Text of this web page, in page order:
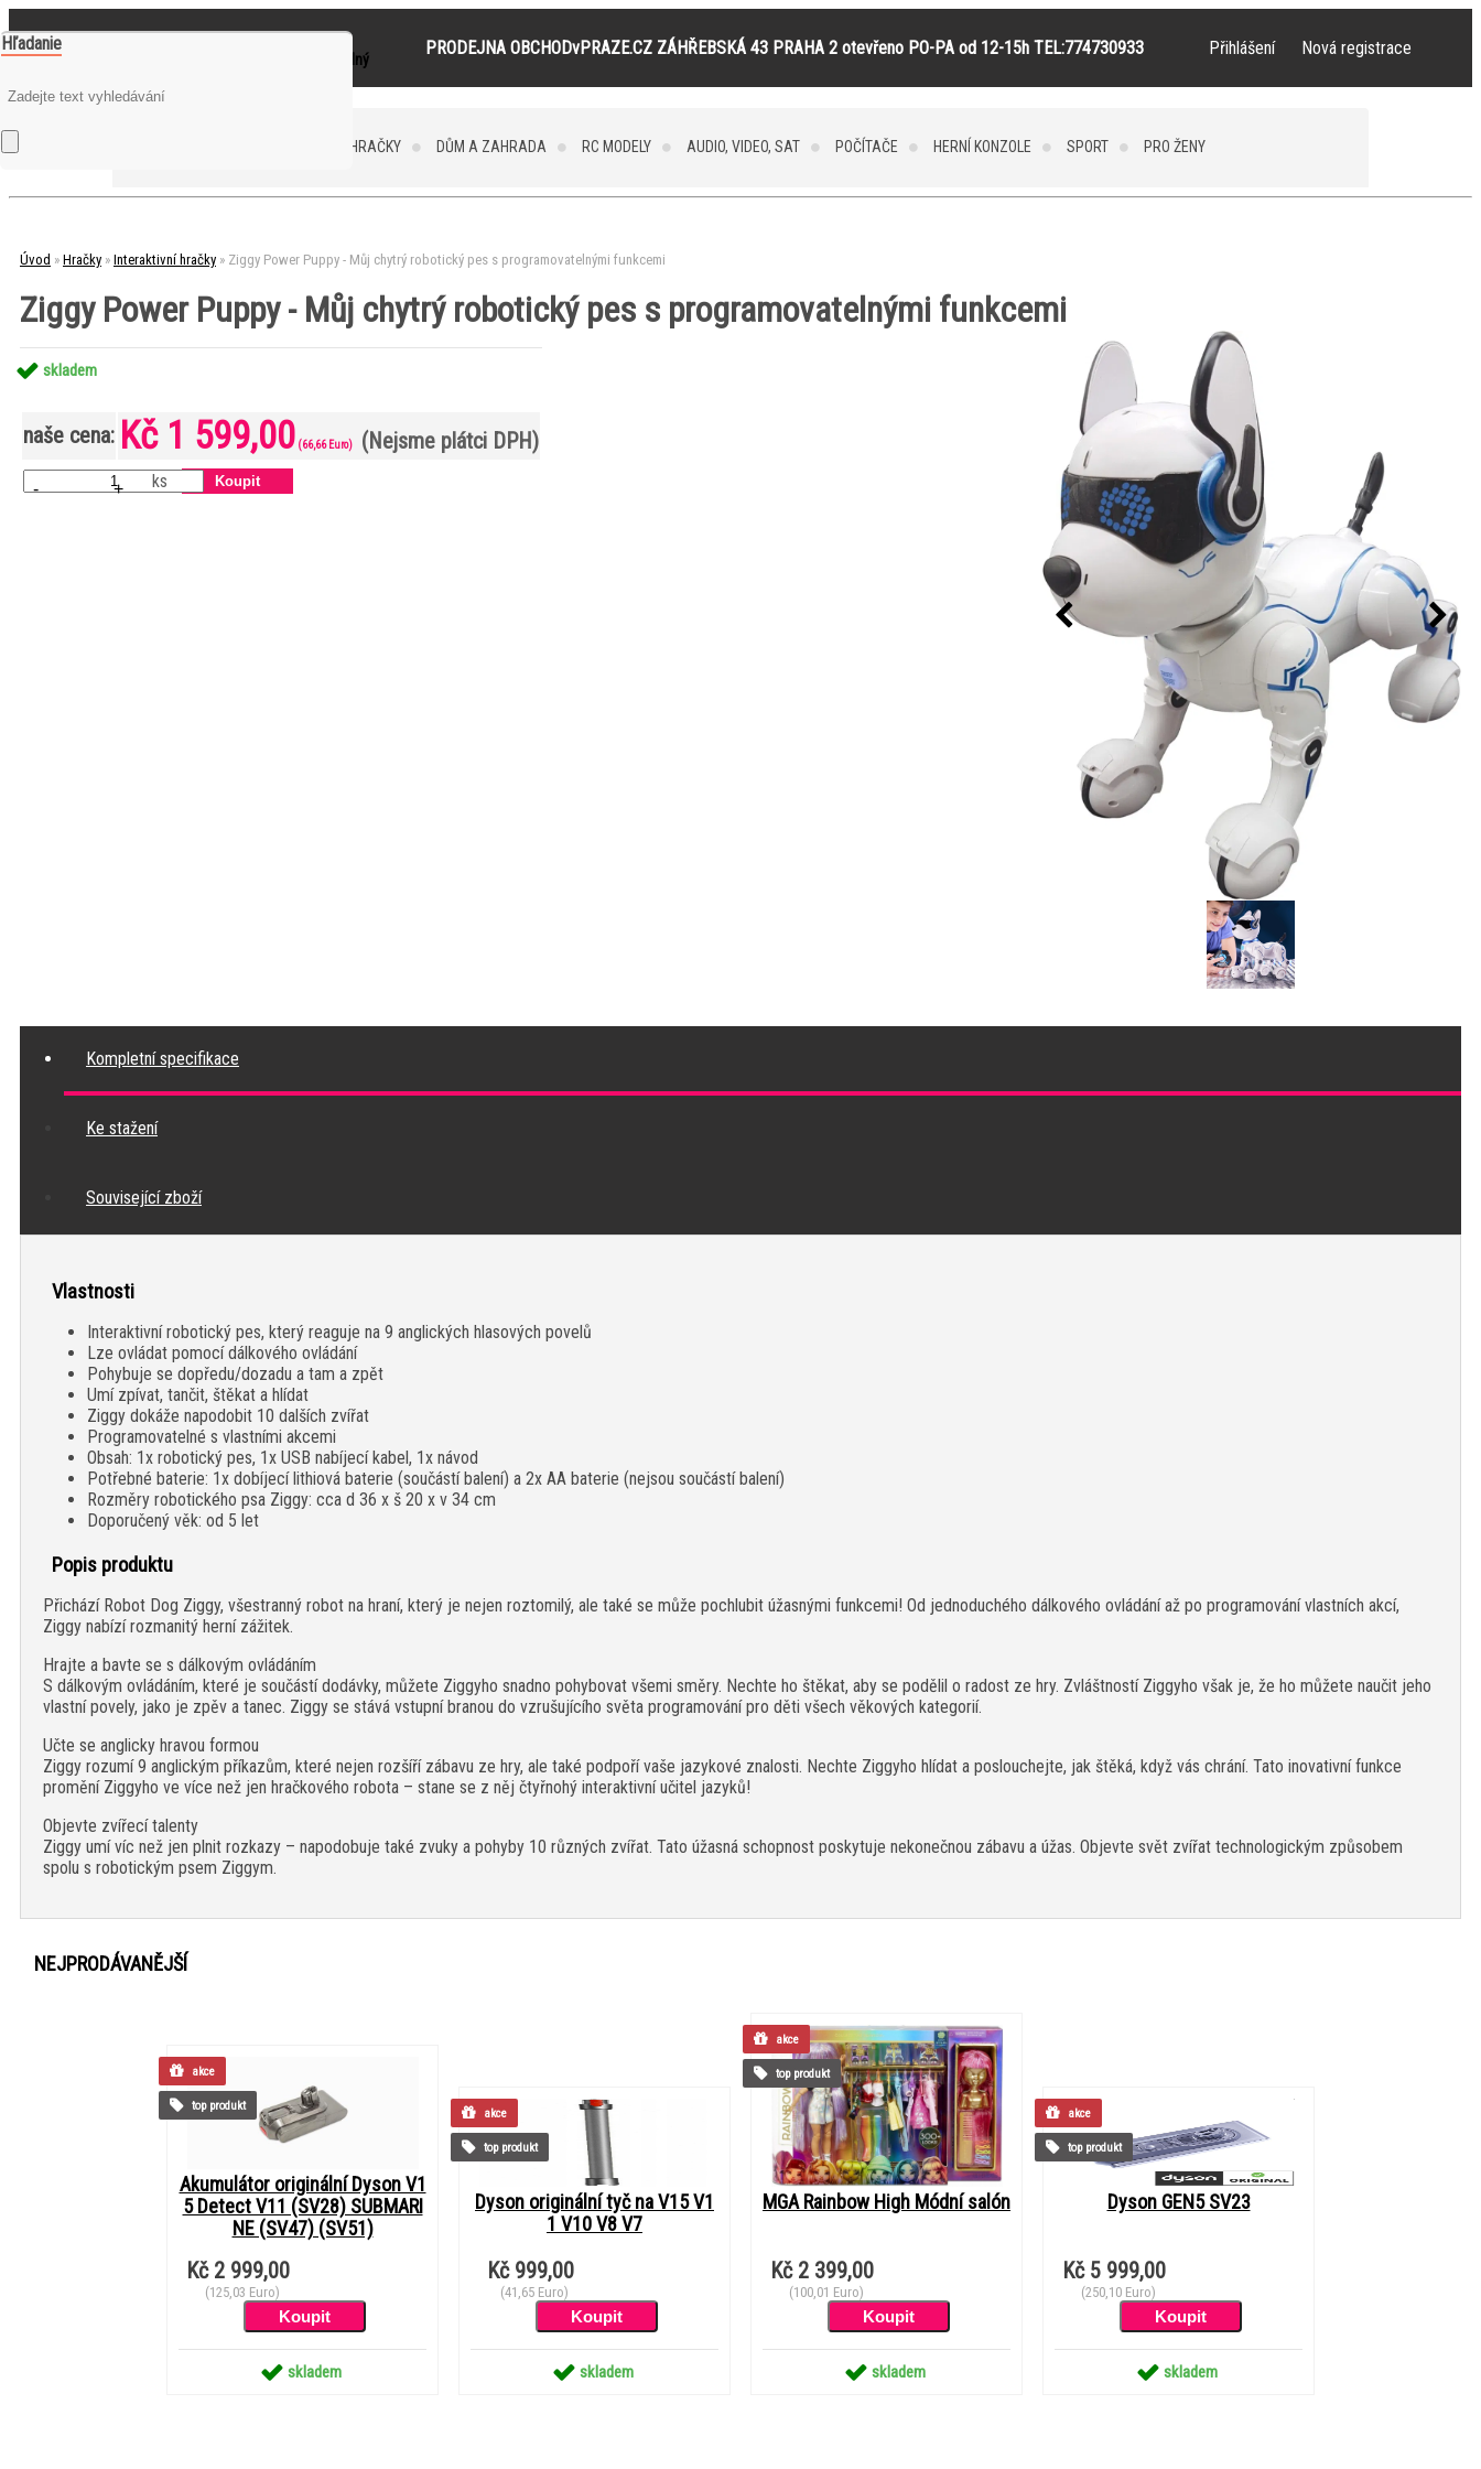
PRODEJNA OBCHODvPRAZE.CZ ZÁHŘEBSKÁ 43 PRAHA 2 otevřeno PO-PA od 12-15h TEL:774730933 Přihlášení Nová registrace
Hľadanie
je prázdný
HRAČKY DŮM A ZAHRADA RC MODELY AUDIO, VIDEO, SAT POČÍTAČE HERNÍ KONZOLE SPORT PRO ŽENY
Úvod » Hračky » Interaktivní hračky » Ziggy Power Puppy - Můj chytrý robotický pes s programovatelnými funkcemi
Ziggy Power Puppy - Můj chytrý robotický pes s programovatelnými funkcemi
skladem
naše cena: Kč 1 599,00 (66,66 Euro) (Nejsme plátci DPH)
- + ks
Kompletní specifikace
Ke stažení
Související zboží
Vlastnosti
Interaktivní robotický pes, který reaguje na 9 anglických hlasových povelů
Lze ovládat pomocí dálkového ovládání
Pohybuje se dopředu/dozadu a tam a zpět
Umí zpívat, tančit, štěkat a hlídat
Ziggy dokáže napodobit 10 dalších zvířat
Programovatelné s vlastními akcemi
Obsah: 1x robotický pes, 1x USB nabíjecí kabel, 1x návod
Potřebné baterie: 1x dobíjecí lithiová baterie (součástí balení) a 2x AA baterie (nejsou součástí balení)
Rozměry robotického psa Ziggy: cca d 36 x š 20 x v 34 cm
Doporučený věk: od 5 let
Popis produktu
Přichází Robot Dog Ziggy, všestranný robot na hraní, který je nejen roztomilý, ale také se může pochlubit úžasnými funkcemi! Od jednoduchého dálkového ovládání až po programování vlastních akcí,
Ziggy nabízí rozmanitý herní zážitek.
Hrajte a bavte se s dálkovým ovládáním
S dálkovým ovládáním, které je součástí dodávky, můžete Ziggyho snadno pohybovat všemi směry. Nechte ho štěkat, aby se podělil o radost ze hry. Zvláštností Ziggyho však je, že ho můžete naučit jeho
vlastní povely, jako je zpěv a tanec. Ziggy se stává vstupní branou do vzrušujícího světa programování pro děti všech věkových kategorií.
Učte se anglicky hravou formou
Ziggy rozumí 9 anglickým příkazům, které nejen rozšíří zábavu ze hry, ale také podpoří vaše jazykové znalosti. Nechte Ziggyho hlídat a poslouchejte, jak štěká, když vás chrání. Tato inovativní funkce
promění Ziggyho ve více než jen hračkového robota – stane se z něj čtyřnohý interaktivní učitel jazyků!
Objevte zvířecí talenty
Ziggy umí víc než jen plnit rozkazy – napodobuje také zvuky a pohyby 10 různých zvířat. Tato úžasná schopnost poskytuje nekonečnou zábavu a úžas. Objevte svět zvířat technologickým způsobem
spolu s robotickým psem Ziggym.
NEJPRODÁVANĚJŠÍ
Akumulátor originální Dyson V1
5 Detect V11 (SV28) SUBMARI
NE (SV47) (SV51)
Kč 2 999,00
(125,03 Euro)
skladem
akce
top produkt
Dyson originální tyč na V15 V1
1 V10 V8 V7
Kč 999,00
(41,65 Euro)
skladem
akce
top produkt
MGA Rainbow High Módní salón
Kč 2 399,00
(100,01 Euro)
skladem
akce
top produkt
Dyson GEN5 SV23
Kč 5 999,00
(250,10 Euro)
skladem
akce
top produkt